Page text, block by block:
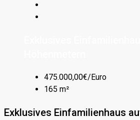
475.000,00€/Euro
165 m²
Exklusives Einfamilienhaus